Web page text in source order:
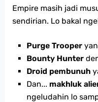
Empire masih jadi
sendirian. Lo bakal
Purge Trooper
Bounty Hunter
Droid pembunuh
Dan... makhluk
ngeludahin lo